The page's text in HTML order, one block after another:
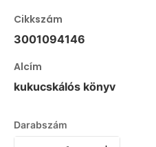
Cikkszám
3001094146
Alcím
kukucskálós könyv
Darabszám